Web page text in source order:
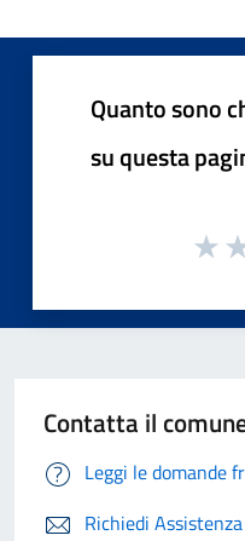
Quanto sono
su questa
Contatta il
Leggi le domande
Richiedi Assistenza